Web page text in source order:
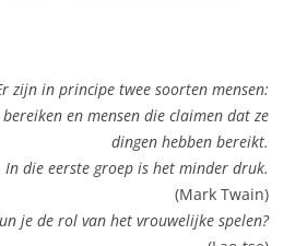
zijn in principe twee soorten mensen:
en mensen die claimen dat ze
dingen hebben bereikt.
In die eerste groep is het minder druk.
(Mark Twain)
je de rol van het vrouwelijke spelen?